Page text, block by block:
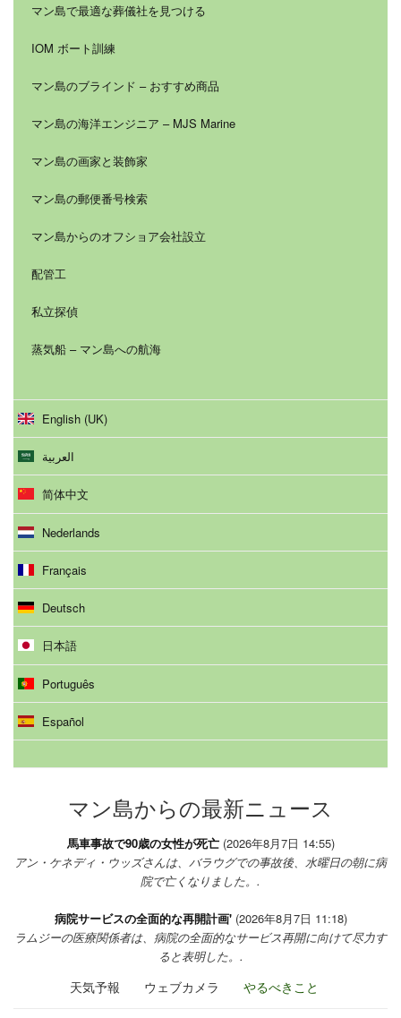
マン島で最適な葬儀社を見つける
IOM ボート訓練
マン島のブラインド – おすすめ商品
マン島の海洋エンジニア – MJS Marine
マン島の画家と装飾家
マン島の郵便番号検索
マン島からのオフショア会社設立
配管工
私立探偵
蒸気船 – マン島への航海
English (UK)
العربية
简体中文
Nederlands
Français
Deutsch
日本語
Português
Español
マン島からの最新ニュース
馬車事故で90歳の女性が死亡(2026年8月7日 14:55)
アン・ケネディ・ウッズさんは、バラウグでの事故後、水曜日の朝に病
院で亡くなりました。.
病院サービスの全面的な再開計画'(2026年8月7日 11:18)
ラムジーの医療関係者は、病院の全面的なサービス再開に向けて尽力す
ると表明した。.
天気予報 ウェブカメラ やるべきこと